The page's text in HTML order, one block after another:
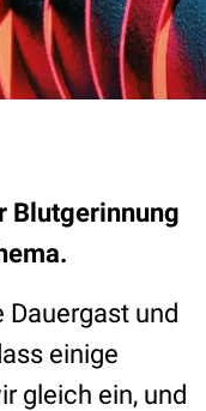
Blutgerinnung
Dauergast und
einige
gleich ein, und